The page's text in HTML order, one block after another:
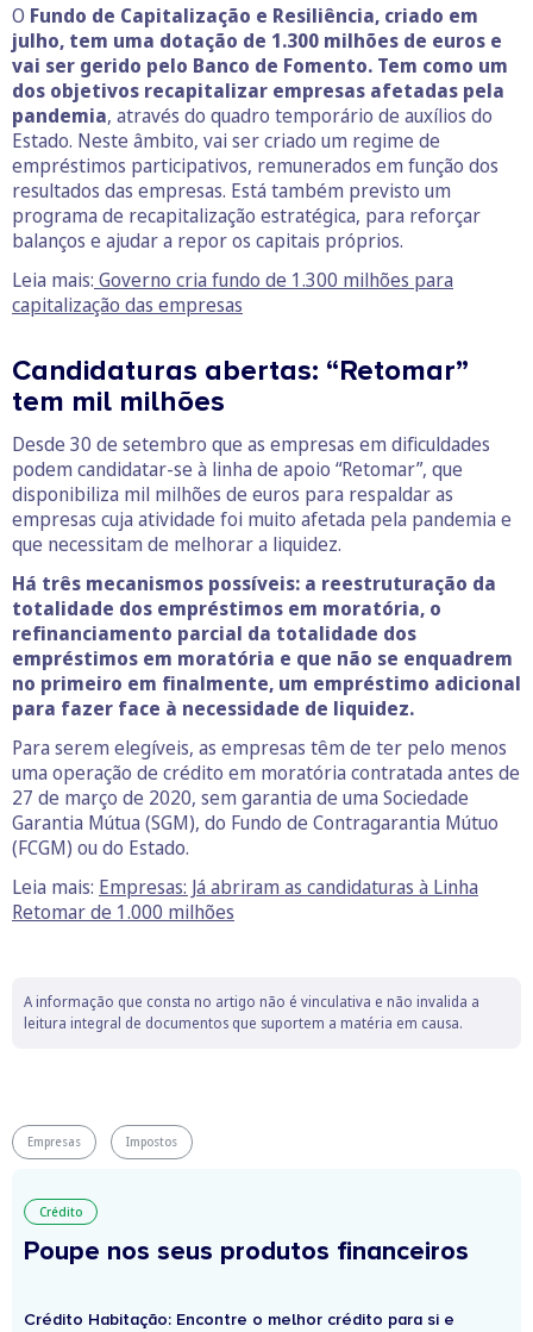
O Fundo de Capitalização e Resiliência, criado em
julho, tem uma dotação de 1.300 milhões de euros e
vai ser gerido pelo Banco de Fomento. Tem como um
dos objetivos recapitalizar empresas afetadas pela
pandemia, através do quadro temporário de auxílios do
Estado. Neste âmbito, vai ser criado um regime de
empréstimos participativos, remunerados em função dos
resultados das empresas. Está também previsto um
programa de recapitalização estratégica, para reforçar
balanços e ajudar a repor os capitais próprios.
Leia mais: Governo cria fundo de 1.300 milhões para
capitalização das empresas
Candidaturas abertas: “Retomar”
tem mil milhões
Desde 30 de setembro que as empresas em dificuldades
podem candidatar-se à linha de apoio “Retomar”, que
disponibiliza mil milhões de euros para respaldar as
empresas cuja atividade foi muito afetada pela pandemia e
que necessitam de melhorar a liquidez.
Há três mecanismos possíveis: a reestruturação da
totalidade dos empréstimos em moratória, o
refinanciamento parcial da totalidade dos
empréstimos em moratória e que não se enquadrem
no primeiro em finalmente, um empréstimo adicional
para fazer face à necessidade de liquidez.
Para serem elegíveis, as empresas têm de ter pelo menos
uma operação de crédito em moratória contratada antes de
27 de março de 2020, sem garantia de uma Sociedade
Garantia Mútua (SGM), do Fundo de Contragarantia Mútuo
(FCGM) ou do Estado.
Leia mais: Empresas: Já abriram as candidaturas à Linha
Retomar de 1.000 milhões
A informação que consta no artigo não é vinculativa e não invalida a
leitura integral de documentos que suportem a matéria em causa.
Empresas Impostos
Crédito
Poupe nos seus produtos financeiros
Crédito Habitação: Encontre o melhor crédito para si e